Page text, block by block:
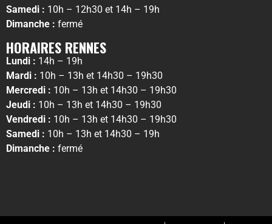
Samedi : 10h – 12h30 et 14h – 19h
Dimanche : fermé
HORAIRES RENNES
Lundi : 14h – 19h
Mardi : 10h – 13h et 14h30 – 19h30
Mercredi : 10h – 13h et 14h30 – 19h30
Jeudi : 10h – 13h et 14h30 – 19h30
Vendredi : 10h – 13h et 14h30 – 19h30
Samedi : 10h – 13h et 14h30 – 19h
Dimanche : fermé